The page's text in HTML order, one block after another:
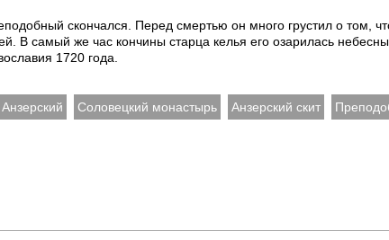
скончался. Перед смертью он много грустил о том,
В самый же час кончины старца келья его озарилась
1720 года.
Соловецкий монастырь Анзерский скит